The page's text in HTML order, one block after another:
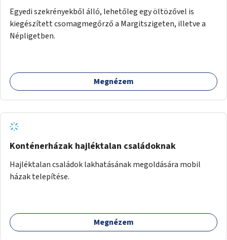
Egyedi szekrényekből álló, lehetőleg egy öltözővel is
kiegészített csomagmegőrző a Margitszigeten, illetve a
Népligetben.
Megnézem
Konténerházak hajléktalan családoknak
Hajléktalan családok lakhatásának megoldására mobil
házak telepítése.
Megnézem